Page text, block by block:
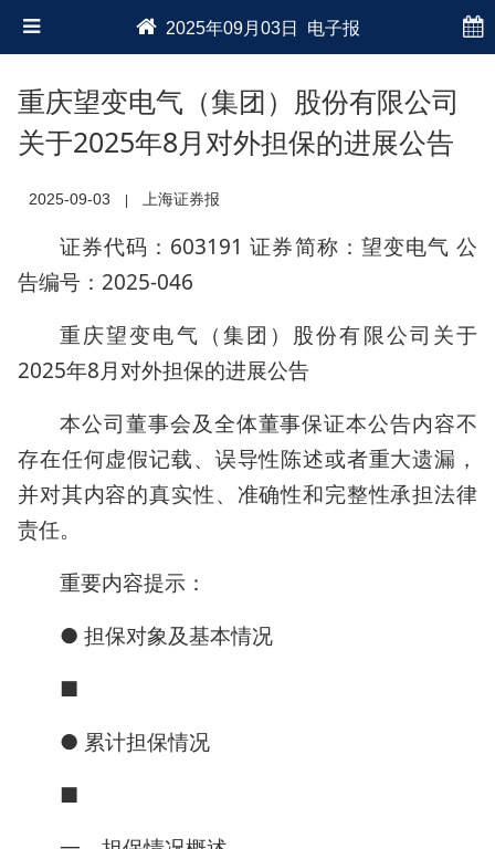
2025年09月03日 电子报
重庆望变电气（集团）股份有限公司
关于2025年8月对外担保的进展公告
2025-09-03 上海证券报
证券代码：603191 证券简称：望变电气 公
告编号：2025-046
重庆望变电气（集团）股份有限公司关于
2025年8月对外担保的进展公告
本公司董事会及全体董事保证本公告内容不
存在任何虚假记载、误导性陈述或者重大遗漏，
并对其内容的真实性、准确性和完整性承担法律
责任。
重要内容提示：
● 担保对象及基本情况
■
● 累计担保情况
■